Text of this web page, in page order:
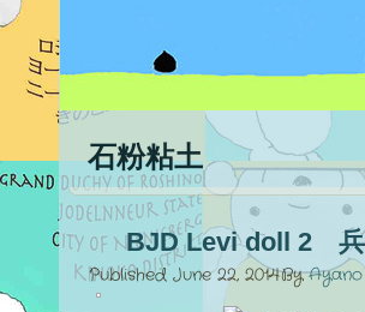
石粉粘土
BJD Levi doll 2 兵
Published June 22, 2014By